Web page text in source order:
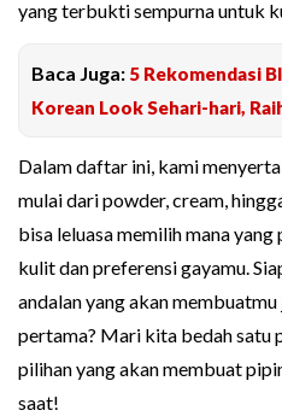
yang terbukti sempurna untuk
Baca Juga: 5 Rekomendasi
Korean Look Sehari-hari,
Dalam daftar ini, kami
mulai dari powder, cream,
bisa leluasa memilih mana yang
kulit dan preferensi gayamu.
andalan yang akan
pertama? Mari kita bedah satu
pilihan yang akan membuat
saat!